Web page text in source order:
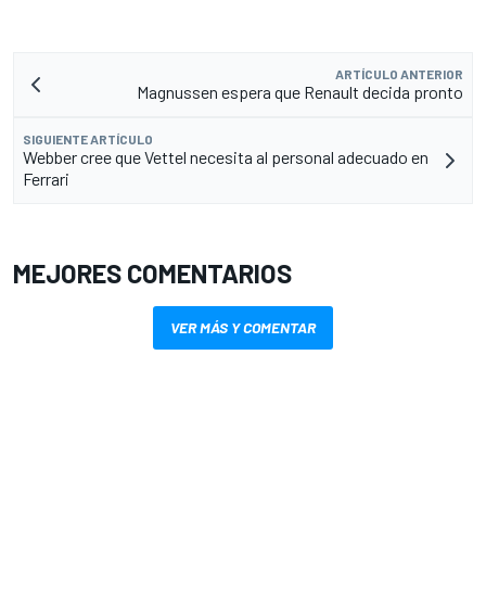
ARTÍCULO ANTERIOR
Magnussen espera que Renault decida pronto
SIGUIENTE ARTÍCULO
Webber cree que Vettel necesita al personal adecuado en
Ferrari
MEJORES COMENTARIOS
VER MÁS Y COMENTAR